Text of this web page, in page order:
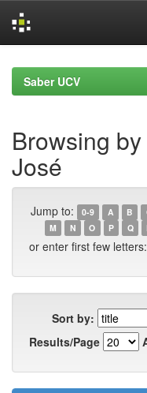
navigationSaber UCV
Browsing
José
Jump to: 0-9 A B
M
N O P Q
or enter first few letters:
Sort by:
Results/Page